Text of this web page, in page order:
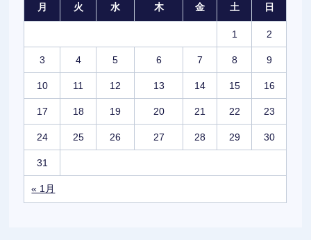
月
火 水 木 金 土 日
« 1月
1 2
3 4 5 6 7 8 9
10 11 12 13 14 15 16
17 18 19 20 21 22 23
24 25 26 27 28 29 30
31